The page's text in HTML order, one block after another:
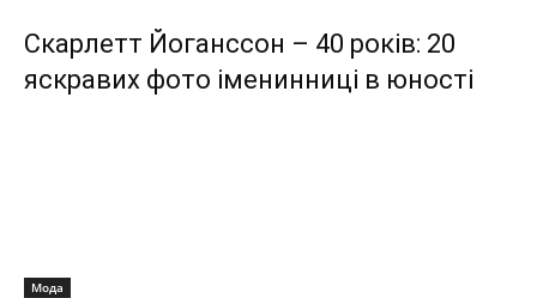
Скарлетт Йоганссон – 40 років: 20
яскравих фото іменинниці в юності
Мода